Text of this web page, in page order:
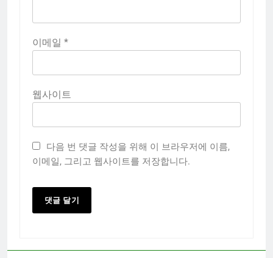
이메일 *
웹사이트
다음 번 댓글 작성을 위해 이 브라우저에 이름,
이메일, 그리고 웹사이트를 저장합니다.